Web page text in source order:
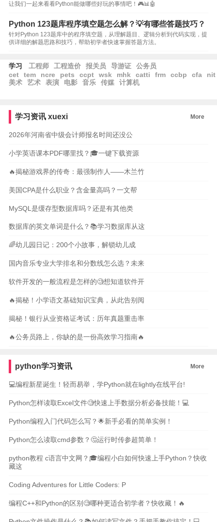
让我们一起来看看Python能做哪些好玩的事情吧！🎮📊🤖
Python 123题库程序填空题怎么解？💡有哪些答题技巧？
针对Python 123题库中的程序填空题，从理解题目、逻辑分析到代码实现，提
供详细的解题思路和技巧，帮助初学者快速掌握答题方法。
学习 工程师 工程造价 报关员 导游证
公务员
cet
tem ncre pets ccpt wsk mhk catti frm ccbp cfa
nit
美术
艺术 表演 电影 音乐 传媒 计算机
学习资讯 xuexi More
2026年河南省中级会计师报名时间还没公
小学英语课本PDF哪里找？🎓一键下载资源
🔥揭秘游戏界的传奇：最强制作人——木兰竹
美国CPA是什么职业？含金量高吗？一文帮
MySQL是缓存型数据库吗？还是有其他类
数据库的英文单词是什么？📚学习数据库从这
🌈幼儿园日记：200个小故事，解锁幼儿成
国内音乐专业大学排名和分数线怎么选？未来
软件开发的一般流程是怎样的🧐想知道软件开
🔥揭秘！小学语文基础知识宝典，从此告别阅
揭秘！银行从业资格证考试：历年真题重击率
🔥公务员路上，你缺的是一份高效学习指南🔥
python学习资讯 More
💻编程新星诞生！轻而易举，学Python就在lightly在线平台!
Python怎样读取Excel文件🧐快速上手数据分析必备技能！💻
Python编程入门代码怎么写？🌟新手必看的简单实例！
Python怎么读取cmd参数？🤔运行时传参超简单！
python教程 c语言中文网？🎓编程小白如何快速上手Python？快收
藏这
Coding Adventures for Little Coders: P
编程C++和Python的区别🧐哪种更适合初学者？快收藏！🔥